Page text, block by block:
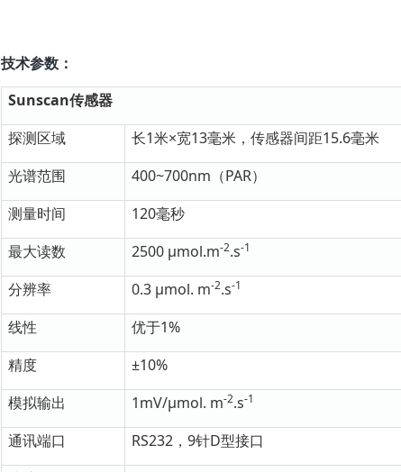
技术参数：
Sunscan传感器
探测区域
长1米×宽13毫米，传感器间距15.6毫米
光谱范围
400~700nm（PAR）
测量时间
120毫秒
最大读数
2500 μmol.m-2.s-1
分辨率 0.3 μmol. m-2.s-1
线性
优于1%
精度
±10%
模拟输出
1mV/μmol. m-2.s-1
通讯端口
RS232，9针D型接口